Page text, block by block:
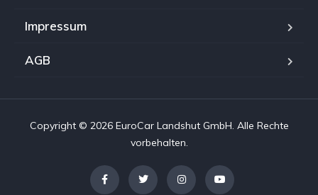
Impressum
AGB
Copyright © 2026 EuroCar Landshut GmbH. Alle Rechte
vorbehalten.